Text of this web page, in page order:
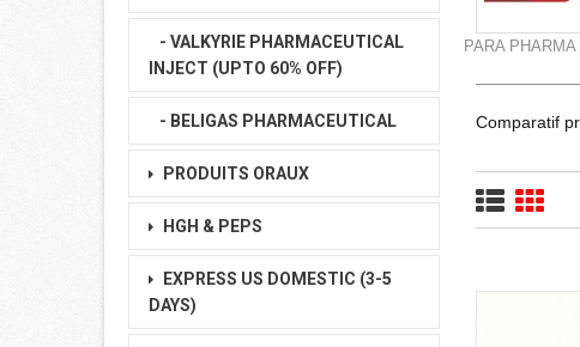
- VALKYRIE PHARMACEUTICAL
INJECT (UPTO 60% OFF)
- BELIGAS PHARMACEUTICAL
PRODUITS ORAUX
HGH & PEPS
EXPRESS US DOMESTIC (3-5
DAYS)
PARA
Comparatif